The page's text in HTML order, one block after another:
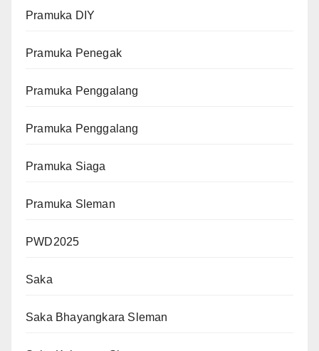
Pramuka DIY
Pramuka Penegak
Pramuka Penggalang
Pramuka Penggalang
Pramuka Siaga
Pramuka Sleman
PWD2025
Saka
Saka Bhayangkara Sleman